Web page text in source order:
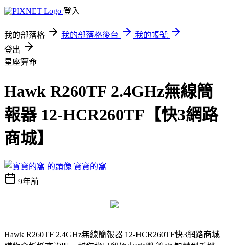
登入
我的部落格 我的部落格後台
我的帳號
登出
星座算命
Hawk R260TF 2.4GHz無線簡
報器 12-HCR260TF【快3網路
商城】
寶寶的窩
9年前
Hawk R260TF 2.4GHz無線簡報器 12-HCR260TF快3網路商城